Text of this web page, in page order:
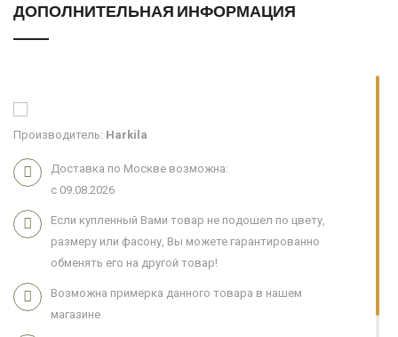
ДОПОЛНИТЕЛЬНАЯ ИНФОРМАЦИЯ
Производитель: Harkila
Доставка по Москве возможна:
с 09.08.2026
Если купленный Вами товар не подошел по цвету,
размеру или фасону, Вы можете гарантированно
обменять его на другой товар!
Возможна примерка данного товара в нашем
магазине